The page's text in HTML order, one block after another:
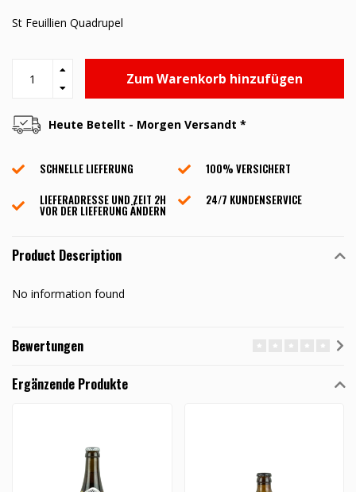
St Feuillien Quadrupel
Zum Warenkorb hinzufügen
Heute Betellt - Morgen Versandt *
SCHNELLE LIEFERUNG
100% VERSICHERT
LIEFERADRESSE UND ZEIT 2H
VOR DER LIEFERUNG ÄNDERN
24/7 KUNDENSERVICE
Product Description
No information found
Bewertungen
Ergänzende Produkte